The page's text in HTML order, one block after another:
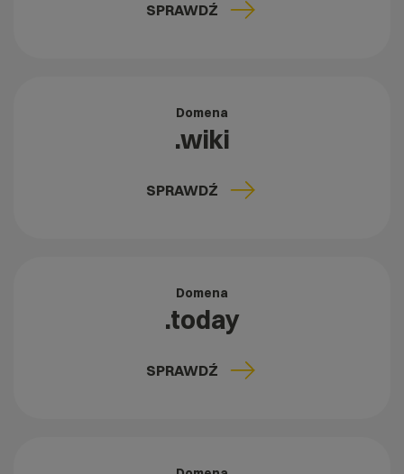
SPRAWDŹ
Domena
.wiki
SPRAWDŹ
Domena
.today
SPRAWDŹ